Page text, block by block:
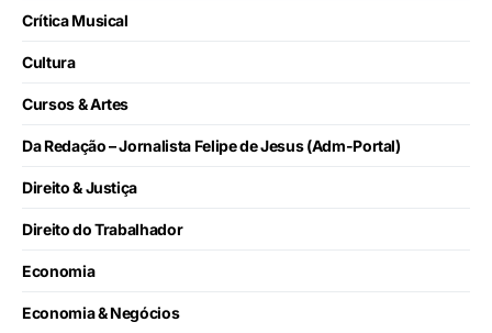
Crítica Musical
Cultura
Cursos & Artes
Da Redação – Jornalista Felipe de Jesus (Adm-Portal)
Direito & Justiça
Direito do Trabalhador
Economia
Economia & Negócios